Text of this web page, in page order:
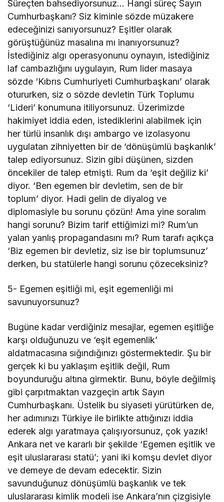
Süreçten bahsediyorsunuz… Hangi süreç Sayın
Cumhurbaşkanı? Siz kiminle sözde müzakere
edeceğinizi sanıyorsunuz? Eşitler olarak
görüştüğünüz masalına mı inanıyorsunuz?
İstediğiniz algı operasyonunu oynayın, istediğiniz
laf cambazlığını uygulayın, Rum lider masaya
sözde ‘Kıbrıs Cumhuriyeti Cumhurbaşkanı’ olarak
otururken, siz o sözde devletin Türk Toplumu
‘Lideri’ konumuna itiliyorsunuz. Üzerimizde
hakimiyet iddia eden, istediklerini alabilmek için
her türlü insanlık dışı ambargo ve izolasyonu
uygulatan zihniyetten bir de ‘dönüşümlü başkanlık’
talep ediyorsunuz. Sizin gibi düşünen, sizden
öncekiler de talep etmişti. Rum da ‘eşit değiliz ki’
diyor. ‘Ben egemen bir devletim, sen de bir
toplum’ diyor. Hadi gelin de diyalog ve
diplomasiyle bu sorunu çözün! Ama yine soralım
hangi sorunu? Bizim tarif ettiğimizi mi? Rum’un
yalan yanlış propagandasını mı? Rum tarafı açıkça
‘Biz egemen bir devletiz, siz ise bir toplumsunuz’
derken, bu statülerle hangi sorunu çözeceksiniz?
5- Egemen eşitliği mi, eşit egemenliği mi
savunuyorsunuz?
Bugüne kadar verdiğiniz mesajlar, egemen eşitliğe
karşı olduğunuzu ve ‘eşit egemenlik’
aldatmacasına sığındığınızı göstermektedir. Şu bir
gerçek ki bu yaklaşım eşitlik değil, Rum
boyunduruğu altına girmektir. Bunu, böyle değilmiş
gibi çarpıtmaktan vazgeçin artık Sayın
Cumhurbaşkanı. Üstelik bu siyaseti yürütürken de,
her adımınızı Türkiye ile birlikte attığınızı iddia
ederek algı yaratmaya çalışıyorsunuz, çok yazık!
Ankara net ve kararlı bir şekilde ‘Egemen eşitlik ve
eşit uluslararası statü’; yani iki komşu devlet diyor
ve demeye de devam edecektir. Sizin
savunduğunuz dönüşümlü başkanlık ve tek
uluslararası kimlik modeli ise Ankara’nın çizgisiyle